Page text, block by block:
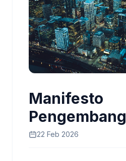
Manifesto
Pengembang
22 Feb 2026